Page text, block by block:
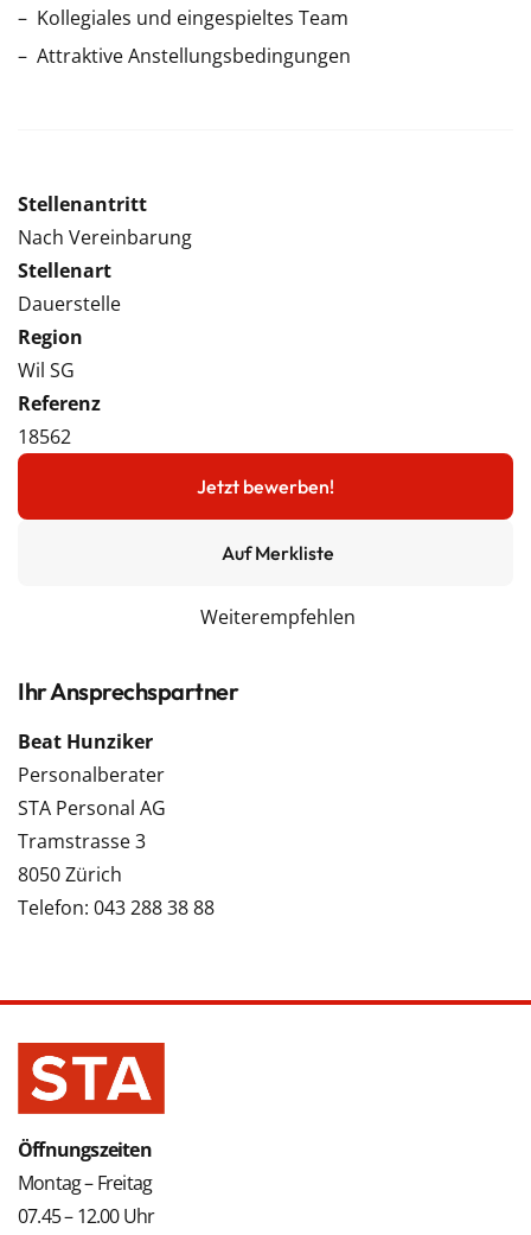
Kollegiales und eingespieltes Team
Attraktive Anstellungsbedingungen
Stellenantritt
Nach Vereinbarung
Stellenart
Dauerstelle
Region
Wil SG
Referenz
18562
Jetzt bewerben!
Auf Merkliste
Weiterempfehlen
Ihr Ansprechspartner
Beat Hunziker
Personalberater
STA Personal AG
Tramstrasse 3
8050 Zürich
Telefon: 043 288 38 88
Öffnungszeiten
Montag – Freitag
07.45 – 12.00 Uhr